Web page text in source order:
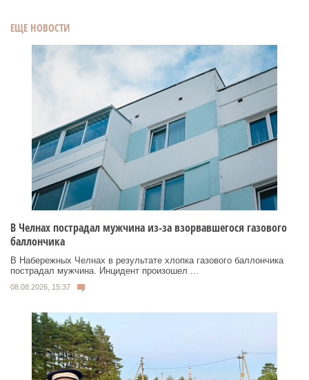
ЕЩЕ НОВОСТИ
В Челнах пострадал мужчина из-за взорвавшегося газового
баллончика
В Набережных Челнах в результате хлопка газового баллончика
пострадал мужчина. Инцидент произошел ...
08.08.2026, 15:37